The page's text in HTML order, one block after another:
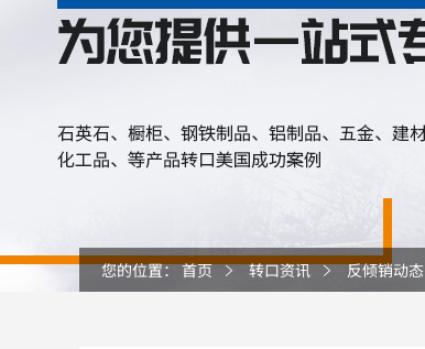
您的位置：首页 转口资讯 反倾销动态